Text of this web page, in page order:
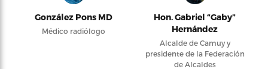
González Pons MD
Médico radiólogo
Hon. Gabriel “Gaby”
Hernández
Alcalde de Camuy y
presidente de la Federación
de Alcaldes